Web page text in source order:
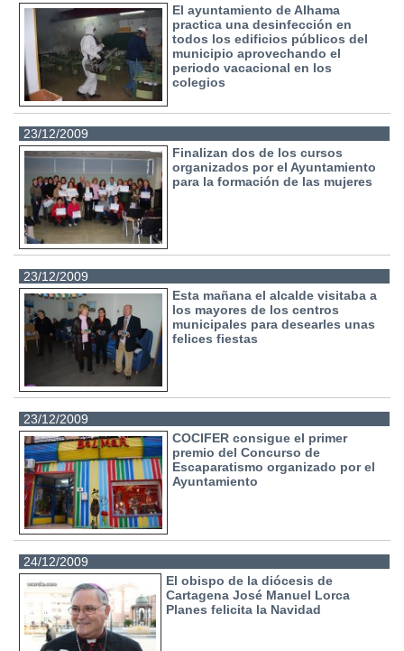
El ayuntamiento de Alhama
practica una desinfección en
todos los edificios públicos del
municipio aprovechando el
periodo vacacional en los
colegios
23/12/2009
Finalizan dos de los cursos
organizados por el Ayuntamiento
para la formación de las mujeres
23/12/2009
Esta mañana el alcalde visitaba a
los mayores de los centros
municipales para desearles unas
felices fiestas
23/12/2009
COCIFER consigue el primer
premio del Concurso de
Escaparatismo organizado por el
Ayuntamiento
24/12/2009
El obispo de la diócesis de
Cartagena José Manuel Lorca
Planes felicita la Navidad